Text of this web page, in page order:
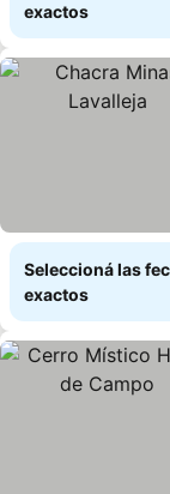
exactos
Seleccioná las
exactos